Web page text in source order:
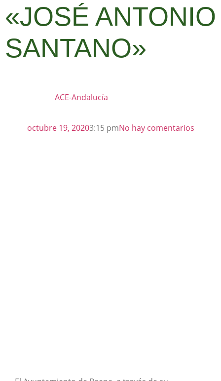
«JOSÉ ANTONIO
SANTANO»
ACE-Andalucía
octubre 19, 20203:15 pmNo hay comentarios